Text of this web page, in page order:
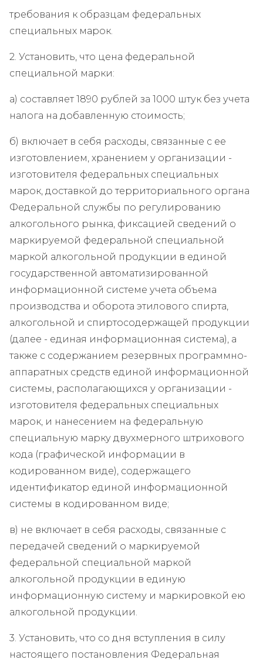
требования к образцам федеральных
специальных марок.
2. Установить, что цена федеральной
специальной марки:
а) составляет 1890 рублей за 1000 штук без учета
налога на добавленную стоимость;
б) включает в себя расходы, связанные с ее
изготовлением, хранением у организации -
изготовителя федеральных специальных
марок, доставкой до территориального органа
Федеральной службы по регулированию
алкогольного рынка, фиксацией сведений о
маркируемой федеральной специальной
маркой алкогольной продукции в единой
государственной автоматизированной
информационной системе учета объема
производства и оборота этилового спирта,
алкогольной и спиртосодержащей продукции
(далее - единая информационная система), а
также с содержанием резервных программно-
аппаратных средств единой информационной
системы, располагающихся у организации -
изготовителя федеральных специальных
марок, и нанесением на федеральную
специальную марку двухмерного штрихового
кода (графической информации в
кодированном виде), содержащего
идентификатор единой информационной
системы в кодированном виде;
в) не включает в себя расходы, связанные с
передачей сведений о маркируемой
федеральной специальной маркой
алкогольной продукции в единую
информационную систему и маркировкой ею
алкогольной продукции.
3. Установить, что со дня вступления в силу
настоящего постановления Федеральная